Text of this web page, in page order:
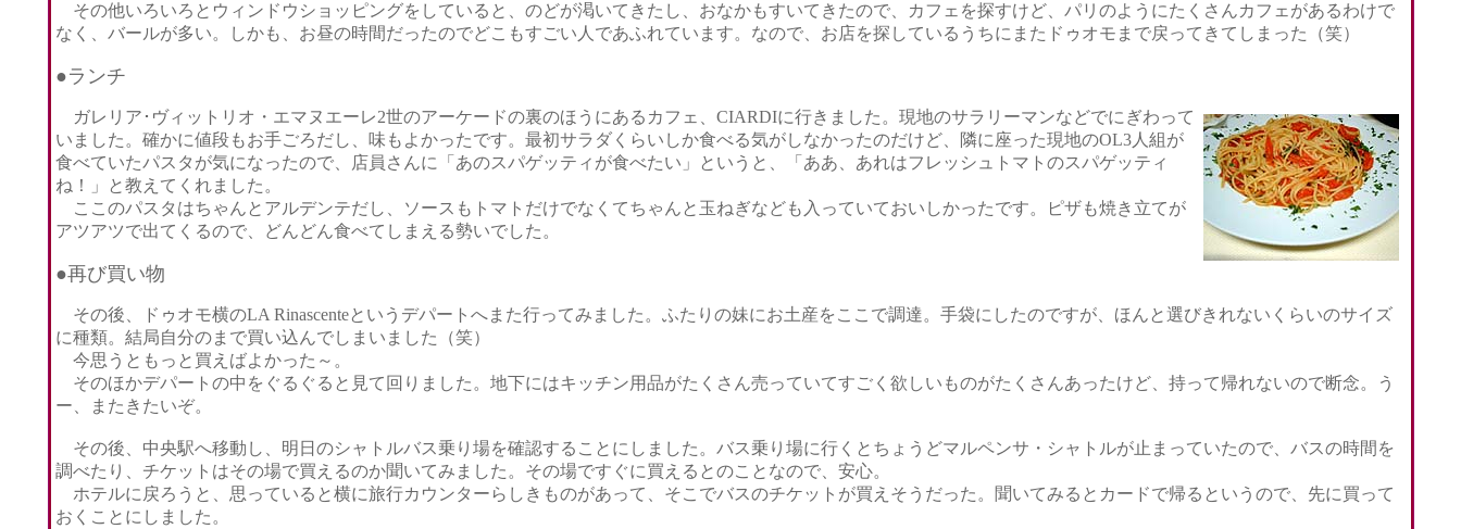
その他いろいろとウィンドウショッピングをしていると、のどが渇いてきたし、おなかもすいてきたので、カフェを探すけど、パリのようにたくさんカフェがあるわけで
なく、バールが多い。しかも、お昼の時間だったのでどこもすごい人であふれています。なので、お店を探しているうちにまたドゥオモまで戻ってきてしまった（笑）
●ランチ
ガレリア･ヴィットリオ・エマヌエーレ2世のアーケードの裏のほうにあるカフェ、CIARDIに行きました。現地のサラリーマンなどでにぎわって
いました。確かに値段もお手ごろだし、味もよかったです。最初サラダくらいしか食べる気がしなかったのだけど、隣に座った現地のOL3人組が
食べていたパスタが気になったので、店員さんに「あのスパゲッティが食べたい」というと、「ああ、あれはフレッシュトマトのスパゲッティ
ね！」と教えてくれました。
ここのパスタはちゃんとアルデンテだし、ソースもトマトだけでなくてちゃんと玉ねぎなども入っていておいしかったです。ピザも焼き立てが
アツアツで出てくるので、どんどん食べてしまえる勢いでした。
●再び買い物
その後、ドゥオモ横のLA Rinascenteというデパートへまた行ってみました。ふたりの妹にお土産をここで調達。手袋にしたのですが、ほんと選びきれないくらいのサイズ
に種類。結局自分のまで買い込んでしまいました（笑）
今思うともっと買えばよかった～。
そのほかデパートの中をぐるぐると見て回りました。地下にはキッチン用品がたくさん売っていてすごく欲しいものがたくさんあったけど、持って帰れないので断念。う
ー、またきたいぞ。
その後、中央駅へ移動し、明日のシャトルバス乗り場を確認することにしました。バス乗り場に行くとちょうどマルペンサ・シャトルが止まっていたので、バスの時間を
調べたり、チケットはその場で買えるのか聞いてみました。その場ですぐに買えるとのことなので、安心。
ホテルに戻ろうと、思っていると横に旅行カウンターらしきものがあって、そこでバスのチケットが買えそうだった。聞いてみるとカードで帰るというので、先に買って
おくことにしました。